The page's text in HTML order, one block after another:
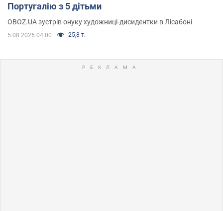
Португалію з 5 дітьми
OBOZ.UA зустрів онуку художниці-дисидентки в Лісабоні
5.08.2026 04:00 25,8 т.